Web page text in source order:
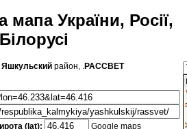
мапа України, Росії,
Білорусі
Яшкульский район, .РАССВЕТ
(lat): Google maps